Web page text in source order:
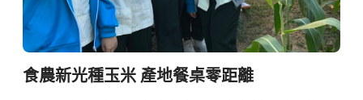
食農新光種玉米 產地餐桌零距離